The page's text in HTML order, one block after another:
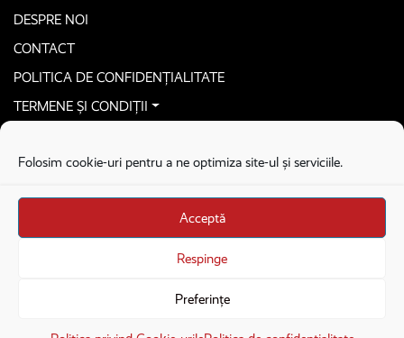
Folosim cookie-uri pentru a ne optimiza site-ul și serviciile.
Acceptă
Respinge
Preferințe
DESPRE NOI
CONTACT
POLITICA DE CONFIDENȚIALITATE
TERMENE ȘI CONDIȚII
Stega creative
Brandul Recorder e operat de Asociația Recorder Community, sub licența SC
Veniturile din donații sunt administrate de Asociația Recorder Community
Deschide în aplicație Deschide